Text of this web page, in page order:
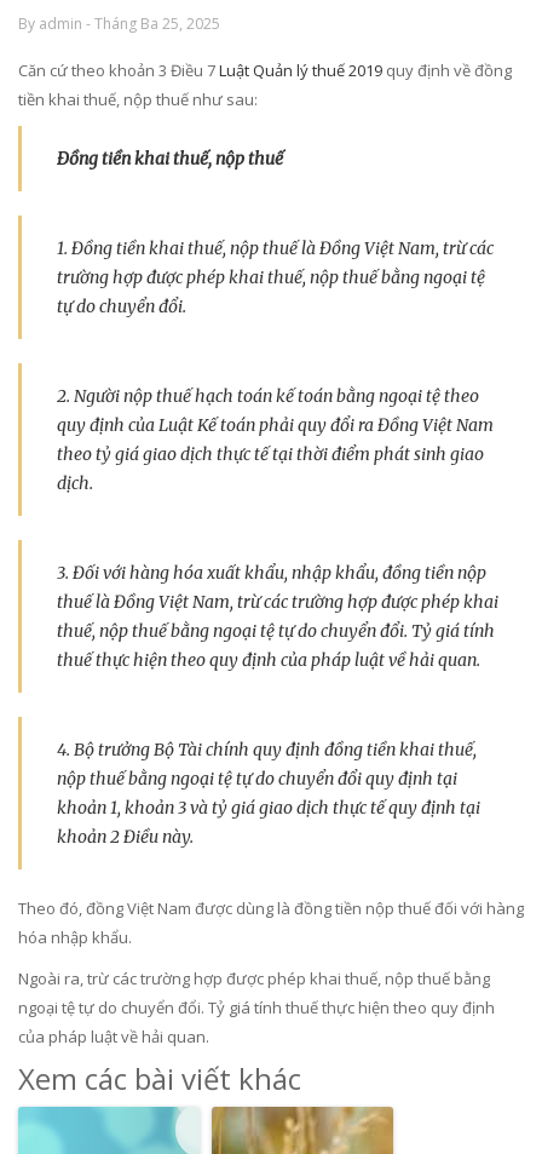
By admin - Tháng Ba 25, 2025
Căn cứ theo khoản 3 Điều 7Luật Quản lý thuế 2019 quy định về đồng
tiền khai thuế, nộp thuế như sau:
Đồng tiền khai thuế, nộp thuế
1. Đồng tiền khai thuế, nộp thuế là Đồng Việt Nam, trừ các
trường hợp được phép khai thuế, nộp thuế bằng ngoại tệ
tự do chuyển đổi.
2. Người nộp thuế hạch toán kế toán bằng ngoại tệ theo
quy định của Luật Kế toán phải quy đổi ra Đồng Việt Nam
theo tỷ giá giao dịch thực tế tại thời điểm phát sinh giao
dịch.
3. Đối với hàng hóa xuất khẩu, nhập khẩu, đồng tiền nộp
thuế là Đồng Việt Nam, trừ các trường hợp được phép khai
thuế, nộp thuế bằng ngoại tệ tự do chuyển đổi. Tỷ giá tính
thuế thực hiện theo quy định của pháp luật về hải quan.
4. Bộ trưởng Bộ Tài chính quy định đồng tiền khai thuế,
nộp thuế bằng ngoại tệ tự do chuyển đổi quy định tại
khoản 1, khoản 3 và tỷ giá giao dịch thực tế quy định tại
khoản 2 Điều này.
Theo đó, đồng Việt Nam được dùng là đồng tiền nộp thuế đối với hàng
hóa nhập khẩu.
Ngoài ra, trừ các trường hợp được phép khai thuế, nộp thuế bằng
ngoại tệ tự do chuyển đổi. Tỷ giá tính thuế thực hiện theo quy định
của pháp luật về hải quan.
Xem các bài viết khác